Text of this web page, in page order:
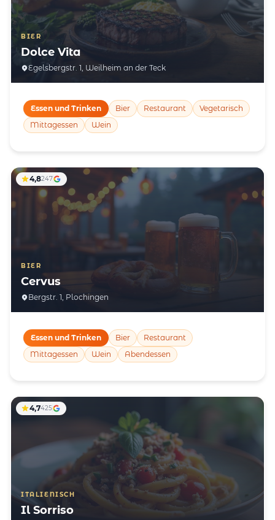
BIER
Dolce Vita
Egelsbergstr. 1, Weilheim an der Teck
Essen und Trinken Bier Restaurant
Vegetarisch
Mittagessen
Wein
BIER
Cervus
Bergstr. 1, Plochingen
4,8247
Essen und Trinken Bier
Restaurant
Mittagessen
Wein Abendessen
ITALIENISCH
Il Sorriso
4,7425